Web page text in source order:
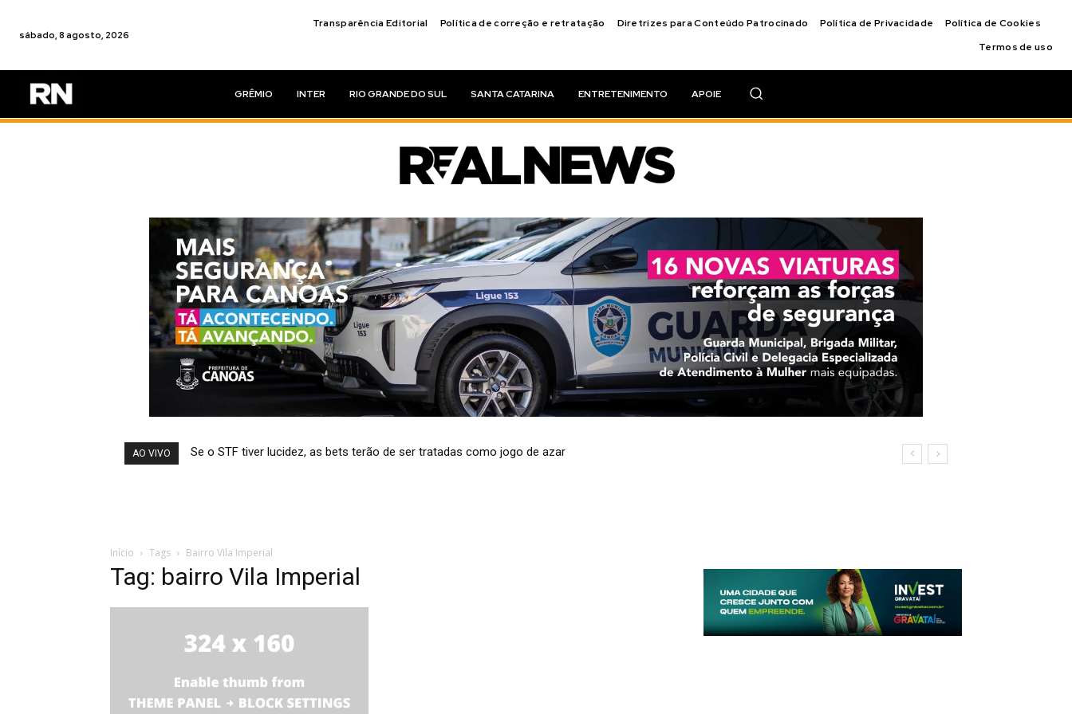
sábado, 8 agosto, 2026
Transparência Editorial Política de correção e retratação Diretrizes para Conteúdo Patrocinado Política de Privacidade
Política de Cookies
Termos de uso
GRÊMIO INTER RIO GRANDE DO SUL SANTA CATARINA ENTRETENIMENTO APOIE
AO VIVO Se o STF tiver lucidez, as bets terão de ser tratadas como jogo de azar
Temporais afetam abastecimento de água em 37 cidades do RS
Início Tags Bairro Vila Imperial
Tag: bairro Vila Imperial